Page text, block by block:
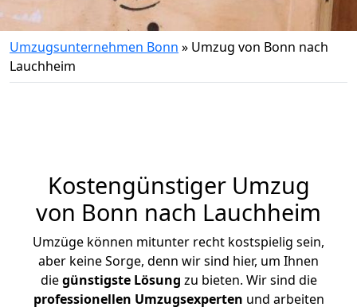
Umzugsunternehmen Bonn » Umzug von Bonn nach
Lauchheim
Kostengünstiger Umzug
von Bonn nach Lauchheim
Umzüge können mitunter recht kostspielig sein,
aber keine Sorge, denn wir sind hier, um Ihnen
diegünstigste Lösung zu bieten. Wir sind die
professionellen Umzugsexperten und arbeiten